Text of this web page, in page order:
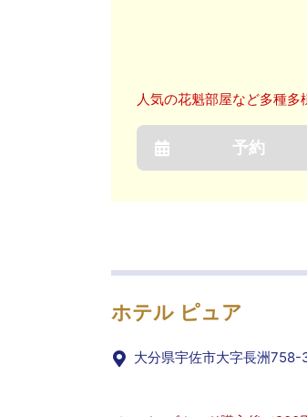
人気の花魁部屋など多種多
予約
ホテル ピュア
大分県宇佐市大字長洲758-